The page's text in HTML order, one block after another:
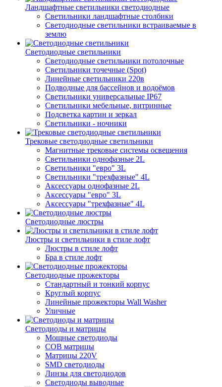
Ландшафтные светильники светодиодные
Светильники ландшафтные столбики
Светодиодные светильники встраиваемые в
землю
Светодиодные светильники
Светодиодные светильники потолочные
Светильники точечные (Spot)
Линейные светильники 220в
Подводные для бассейнов и водоёмов
Светильники универсальные IP67
Светильники мебельные, витринные
Подсветка картин и зеркал
Светильники - ночники
Трековые светодиодные светильники
Магнитные трековые системы освещения
Светильники однофазные 2L
Светильники "евро" 3L
Светильники "трехфазные" 4L
Аксессуары однофазные 2L
Аксессуары "евро" 3L
Аксессуары "трехфазные" 4L
Светодиодные люстры
Люстры и светильники в стиле лофт
Люстры в стиле лофт
Бра в стиле лофт
Светодиодные прожекторы
Стандартный и тонкий корпус
Круглый корпус
Линейные прожекторы Wall Washer
Уличные
Светодиоды и матрицы
Мощные светодиоды
COB матрицы
Матрицы 220V
SMD светодиоды
Линзы для светодиодов
Светодиоды выводные